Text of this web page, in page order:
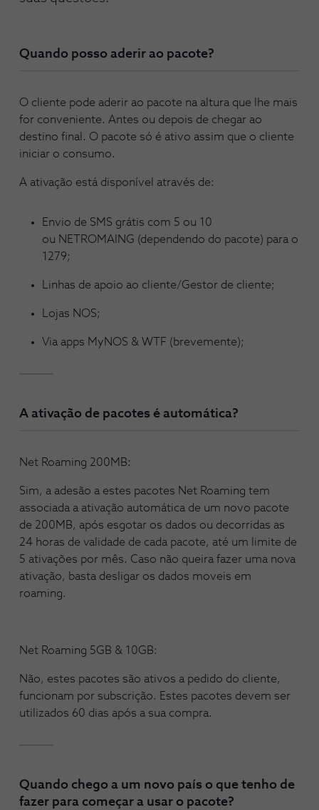
Quando posso aderir ao pacote?
O cliente pode aderir ao pacote na altura que lhe mais
for conveniente. Antes ou depois de chegar ao
destino final. O pacote só é ativo assim que o cliente
iniciar o consumo.
A ativação está disponível através de:
Envio de SMS grátis com 5 ou 10
ou NETROMAING (dependendo do pacote) para o
1279;
Linhas de apoio ao cliente/Gestor de cliente;
Lojas NOS;
Via apps MyNOS & WTF (brevemente);
A ativação de pacotes é automática?
Net Roaming 200MB:
Sim, a adesão a estes pacotes Net Roaming tem
associada a ativação automática de um novo pacote
de 200MB, após esgotar os dados ou decorridas as
24 horas de validade de cada pacote, até um limite de
5 ativações por mês. Caso não queira fazer uma nova
ativação, basta desligar os dados moveis em
roaming.
Net Roaming 5GB & 10GB:
Não, estes pacotes são ativos a pedido do cliente,
funcionam por subscrição. Estes pacotes devem ser
utilizados 60 dias após a sua compra.
Quando chego a um novo país o que tenho de
fazer para começar a usar o pacote?